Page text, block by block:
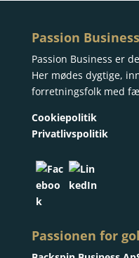
Passion Business
Passion Business er
Her mødes dygtige,
forretningsfolk med
Cookiepolitik
Privatlivspolitik
Passionen for